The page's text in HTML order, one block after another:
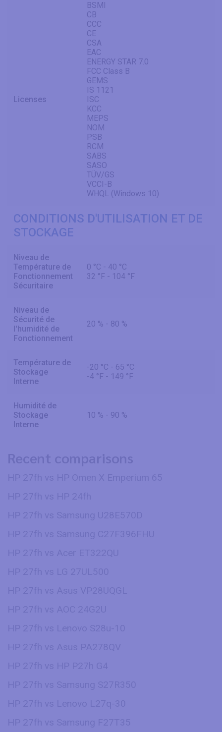
Licenses
BSMI
CB
CCC
CE
CSA
EAC
ENERGY STAR 7.0
FCC Class B
GEMS
IS 1121
ISC
KCC
MEPS
NOM
PSB
RCM
SABS
SASO
TÜV/GS
VCCI-B
WHQL (Windows 10)
CONDITIONS D'UTILISATION ET DE
STOCKAGE
Niveau de
Température de
Fonctionnement
Sécuritaire
0 °C - 40 °C
32 °F - 104 °F
Niveau de
Sécurité de
l'humidité de
Fonctionnement
20 % - 80 %
Température de
Stockage
Interne
-20 °C - 65 °C
-4 °F - 149 °F
Humidité de
Stockage
Interne
10 % - 90 %
Recent comparisons